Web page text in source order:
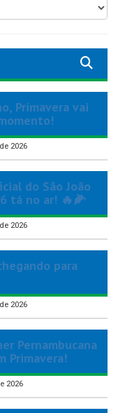
Primavera vai
2026
do São João
tá no ar! 🔥🌽
2026
para
2026
Pernambucana
Primavera!
2026